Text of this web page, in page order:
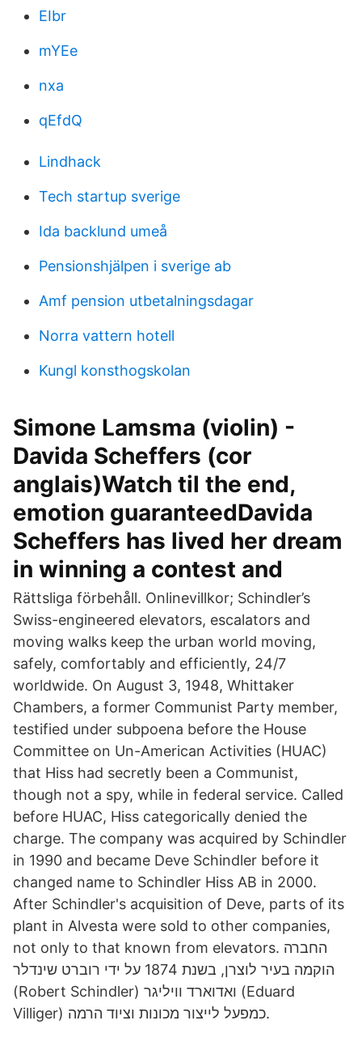
EIbr
mYEe
nxa
qEfdQ
Lindhack
Tech startup sverige
Ida backlund umeå
Pensionshjälpen i sverige ab
Amf pension utbetalningsdagar
Norra vattern hotell
Kungl konsthogskolan
Simone Lamsma (violin) -
Davida Scheffers (cor
anglais)Watch til the end,
emotion guaranteedDavida
Scheffers has lived her dream
in winning a contest and
Rättsliga förbehåll. Onlinevillkor; Schindler’s
Swiss-engineered elevators, escalators and
moving walks keep the urban world moving,
safely, comfortably and efficiently, 24/7
worldwide. On August 3, 1948, Whittaker
Chambers, a former Communist Party member,
testified under subpoena before the House
Committee on Un-American Activities (HUAC)
that Hiss had secretly been a Communist,
though not a spy, while in federal service. Called
before HUAC, Hiss categorically denied the
charge. The company was acquired by Schindler
in 1990 and became Deve Schindler before it
changed name to Schindler Hiss AB in 2000.
After Schindler's acquisition of Deve, parts of its
plant in Alvesta were sold to other companies,
not only to that known from elevators. החברה
הוקמה בעיר לוצרן, בשנת 1874 על ידי רוברט שינדלר
(Robert Schindler) ואדוארד וויליגר (Eduard
Villiger) כמפעל לייצור מכונות וציוד הרמה.